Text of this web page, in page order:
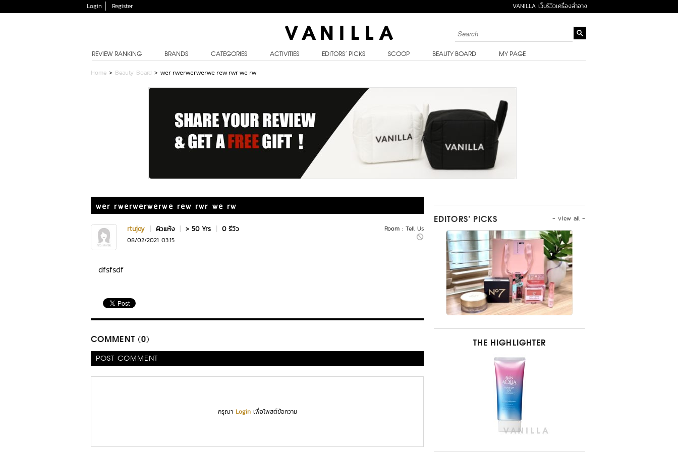
Login Register VANILLA เว็บรีวิวเครื่องสำอาง
REVIEW RANKING BRANDS CATEGORIES ACTIVITIES EDITORS’ PICKS SCOOP BEAUTY BOARD MY PAGE
Home > Beauty Board > wer rwerwerwerwe rew rwr we rw
wer rwerwerwerwe rew rwr we rw
Room : Tell Us
rtujoy | ผิวแห้ง | > 50 Yrs | 0 รีวิว
08/02/2021 03:15
dfsfsdf
COMMENT (0)
POST COMMENT
กรุณา Loginเพื่อโพสต์ข้อความ
- view all -
EDITORS’ PICKS
THE HIGHLIGHTER